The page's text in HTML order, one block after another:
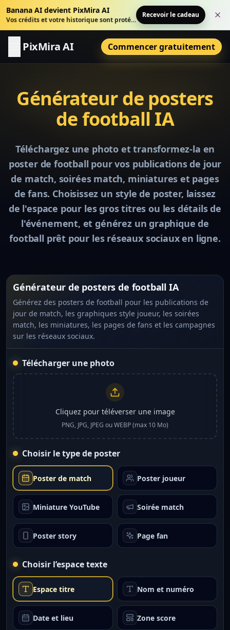
Banana AI devient PixMira AI
Vos crédits et votre historique sont protégés.
Recevoir le cadeau
PixMira AI Commencer gratuitement
Générateur de posters
de football IA
Téléchargez une photo et transformez-la en
poster de football pour vos publications de jour
de match, soirées match, miniatures et pages
de fans. Choisissez un style de poster, laissez
de l'espace pour les gros titres ou les détails de
l'événement, et générez un graphique de
football prêt pour les réseaux sociaux en ligne.
Générateur de posters de football IA
Générez des posters de football pour les publications de
jour de match, les graphiques style joueur, les soirées
match, les miniatures, les pages de fans et les campagnes
sur les réseaux sociaux.
Télécharger une photo
Cliquez pour téléverser une image
PNG, JPG, JPEG ou WEBP (max 10 Mo)
Choisir le type de poster
Poster de match Poster joueur
Miniature YouTube Soirée match
Poster story Page fan
Choisir l’espace texte
Espace titre Nom et numéro
Date et lieu Zone score